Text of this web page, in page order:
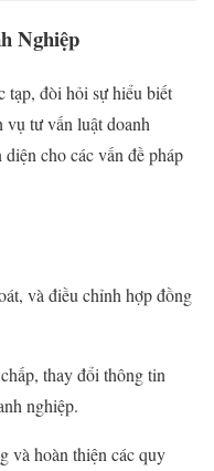
Nghiệp
tạp, đòi hỏi sự hiểu biết
tư vấn luật doanh
cho các vấn đề pháp
và điều chỉnh hợp đồng
thay đổi thông tin
nghiệp.
và hoàn thiện các quy